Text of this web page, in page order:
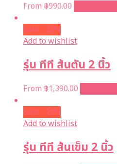
From ฿990.00
Sale - 22%
Add to wishlist
รุ่น ทีที ส้นตัน 2 นิ้ว
From ฿1,390.00
Sale - 20%
Add to wishlist
รุ่น ทีที ส้นเข็ม 2 นิ้ว